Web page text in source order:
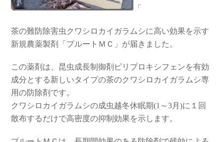
「
茶の難防除害虫クワシロカイガラムシに高い効果を示す
新規農薬製剤「プルートＭＣ」が届きました。
この薬剤は、昆虫成長制御剤ピリプロキシフェンを有効
成分とする新しいタイプの茶のクワシロカイガラムシ専
用の防除剤です。
クワシロカイガラムシの成虫越冬休眠期(1～3月)に１回
散布するだけで高密度の抑制効果を示します。